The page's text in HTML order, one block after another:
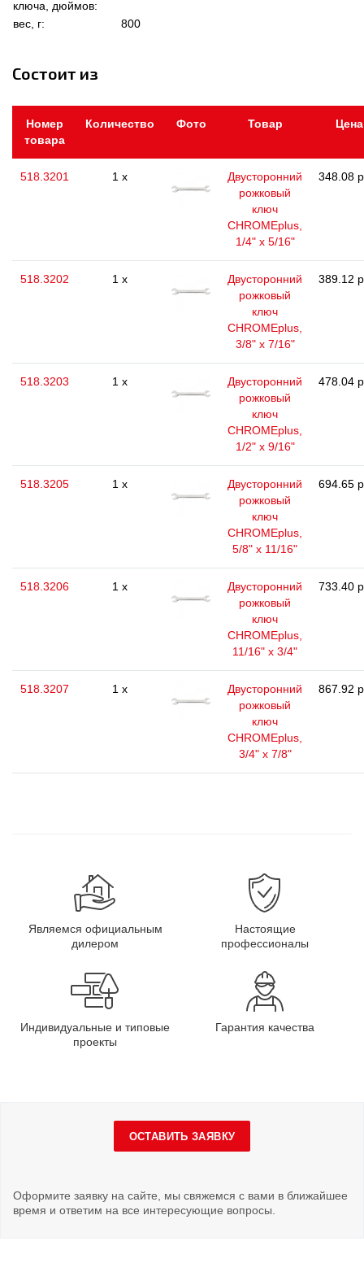
ключа, дюймов:
вес, г:
800
Состоит из
Номер
товара
Количество Фото Товар Цена
518.3201 1 x
Двусторонний
рожковый
ключ
CHROMEplus,
1/4" x 5/16"
348.08
518.3202 1 x
Двусторонний
рожковый
ключ
CHROMEplus,
3/8" x 7/16"
389.12
518.3203 1 x
Двусторонний
рожковый
ключ
CHROMEplus,
1/2" x 9/16"
478.04
518.3205 1 x
Двусторонний
рожковый
ключ
CHROMEplus,
5/8" x 11/16"
694.65
518.3206 1 x
Двусторонний
рожковый
ключ
CHROMEplus,
11/16" x 3/4"
733.40
518.3207 1 x
Двусторонний
рожковый
ключ
CHROMEplus,
3/4" x 7/8"
867.92
Являемся официальным
дилером
Настоящие
профессионалы
Индивидуальные и типовые
проекты
Гарантия качества
ОСТАВИТЬ ЗАЯВКУ
Оформите заявку на сайте, мы свяжемся с вами в ближайшее
время и ответим на все интересующие вопросы.